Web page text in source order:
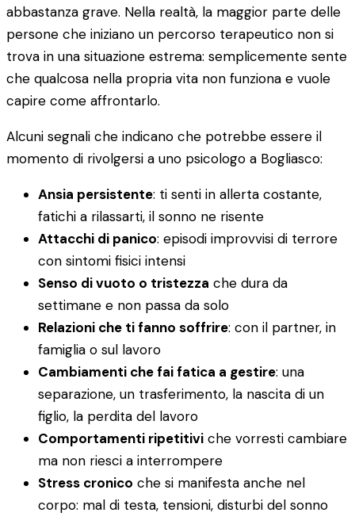
abbastanza grave. Nella realtà, la maggior parte delle
persone che iniziano un percorso terapeutico non si
trova in una situazione estrema: semplicemente sente
che qualcosa nella propria vita non funziona e vuole
capire come affrontarlo.
Alcuni segnali che indicano che potrebbe essere il
momento di rivolgersi a uno psicologo a Bogliasco:
Ansia persistente: ti senti in allerta costante,
fatichi a rilassarti, il sonno ne risente
Attacchi di panico: episodi improvvisi di terrore
con sintomi fisici intensi
Senso di vuoto o tristezza che dura da
settimane e non passa da solo
Relazioni che ti fanno soffrire: con il partner, in
famiglia o sul lavoro
Cambiamenti che fai fatica a gestire: una
separazione, un trasferimento, la nascita di un
figlio, la perdita del lavoro
Comportamenti ripetitivi che vorresti cambiare
ma non riesci a interrompere
Stress cronico che si manifesta anche nel
corpo: mal di testa, tensioni, disturbi del sonno